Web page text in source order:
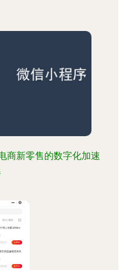
商新零售的数字化加速